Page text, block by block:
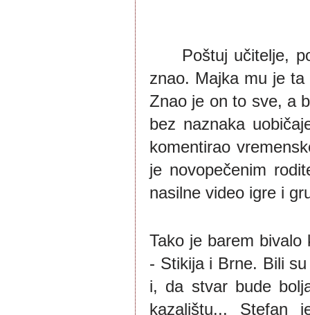
Poštuj učitelje,
znao. Majka mu je
Znao je on to sve, a
bez naznaka
komentirao
je novopečenim
nasilne video igre i
Tako je barem bivalo
- Stikija i Brne. Bili
i, da stvar bude
kazalištu... Stefan